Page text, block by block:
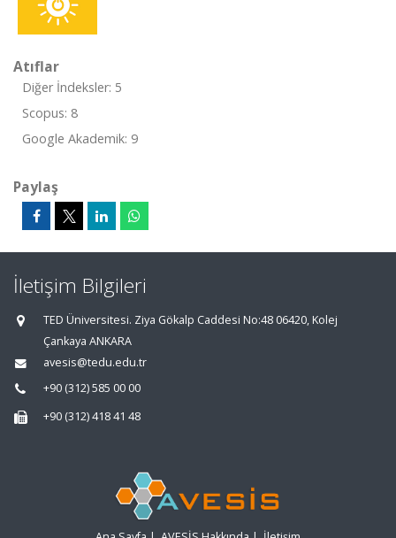
Atıflar
Diğer İndeksler: 5
Scopus: 8
Google Akademik: 9
Paylaş
İletişim Bilgileri
TED Üniversitesi. Ziya Gökalp Caddesi No:48 06420, Kolej
Çankaya ANKARA
avesis@tedu.edu.tr
+90 (312) 585 00 00
+90 (312) 418 41 48